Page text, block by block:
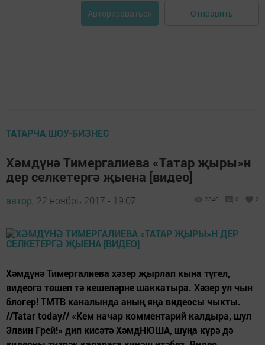
Авторизоваться Отправить
ТАТАРЧА ШОУ-БИЗНЕС
Хәмдүнә Тимергалиева «Татар җыры»н
дер селкетергә җыена [видео]
автор, 22 ноябрь 2017 - 19:07 2340 0 0
Хәмдүнә Тимергалиева хәзер җырлап кына түгел,
видеога төшеп тә кешеләрне шаккатыра. Хәзер ул чын
блогер! ТМТВ каналында аның яңа видеосы чыкты.
//Tatar today// «Кем начар комментарий калдыра, шул
Элвин Грей!» дип кисәтә ХәмдНЮША, шуңа күрә дә